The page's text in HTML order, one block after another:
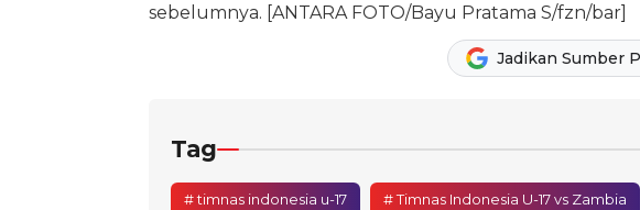
sebelumnya. [ANTARA FOTO/Bayu Pratama S/fzn/bar]
Jadikan Sumber
Tag
# timnas indonesia u-17 # Timnas Indonesia U-17 vs Zambia